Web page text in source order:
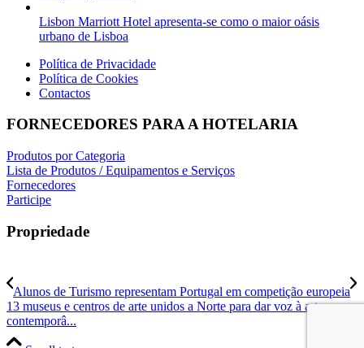
Lisbon Marriott Hotel apresenta-se como o maior oásis
urbano de Lisboa
Política de Privacidade
Política de Cookies
Contactos
FORNECEDORES PARA A HOTELARIA
Produtos por Categoria
Lista de Produtos / Equipamentos e Serviços
Fornecedores
Participe
Propriedade
Alunos de Turismo representam Portugal em competição europeia
13 museus e centros de arte unidos a Norte para dar voz à arte
contemporâ...